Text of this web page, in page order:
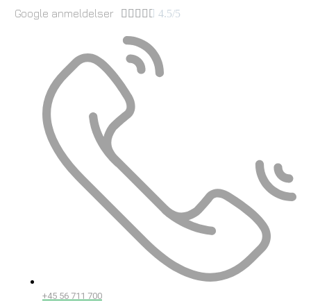
Google anmeldelser      4.5/5
+45 56 711 700